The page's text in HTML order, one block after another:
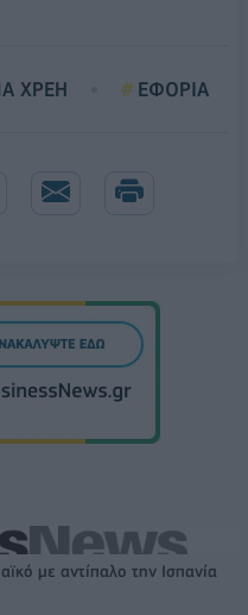
ΧΡΕΗ ΕΦΟΡΙΑ
με αντίπαλο την Ισπανία